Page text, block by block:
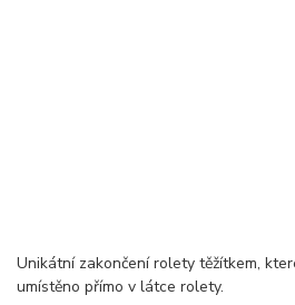
Unikátní zakončení rolety těžítkem,
umístěno přímo v látce rolety.